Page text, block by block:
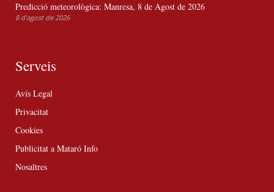
Predicció meteorològica: Manresa, 8 de Agost de 2026
8 d'agost de 2026
Serveis
Avís Legal
Privacitat
Cookies
Publicitat a Mataró Info
Nosaltres